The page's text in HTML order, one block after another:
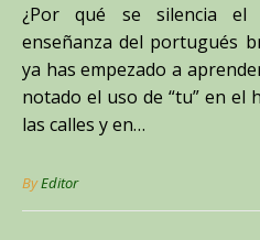
¿Por qué se silencia el pronombre “tu” en la
enseñanza del portugués
ya has empezado a
notado el uso de “tu” en el
las calles y en…
ByEditor